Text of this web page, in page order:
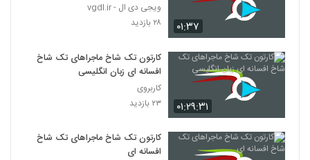
۰۱:۳۷
ویجی دی ال - vgdl.ir
۲۸ بازدید
۰۱:۲۹:۳۱
کارتون تک شاخ ماجراهای تک شاخ
افسانه ای زبان انگلیسی
کاربروی
۲۳ بازدید
کارتون تک شاخ ماجراهای تک شاخ
افسانه ای